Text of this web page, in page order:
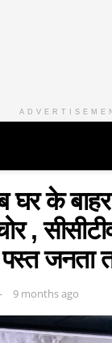
घर के
,
जनता
9 months ago